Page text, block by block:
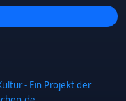
- Ein Projekt der